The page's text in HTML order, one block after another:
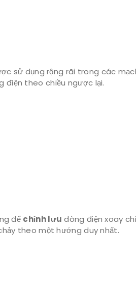
sử dụng rộng rãi trong các
theo chiều ngược lại.
để chỉnh lưu dòng điện xoay
theo một hướng duy nhất.